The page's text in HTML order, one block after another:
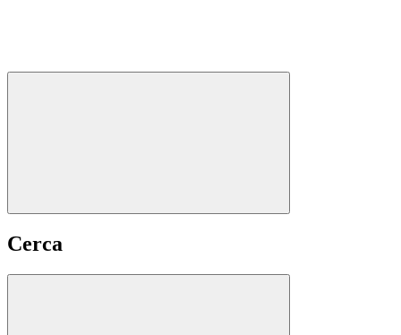
Cerca